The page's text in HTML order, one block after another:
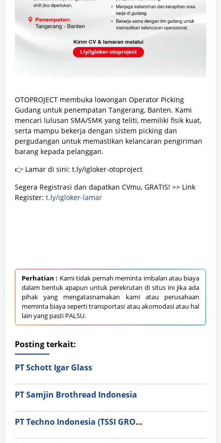
OTOPROJECT membuka lowongan Operator Picking
Gudang untuk penempatan Tangerang, Banten. Kami
mencari lulusan SMA/SMK yang teliti, memiliki fisik kuat,
serta mampu bekerja dengan sistem picking dan
pergudangan untuk memastikan kelancaran pengiriman
barang kepada pelanggan.
👉 Lamar di sini: t.ly/igloker-otoproject
Segera Registrasi dan dapatkan CVmu, GRATIS! >> Link
Register: t.ly/igloker-lamar
Perhatian : Kami tidak pernah meminta imbalan atau biaya
dalam bentuk apapun untuk perekrutan di situs ini jika ada
pihak yang mengatasnamakan kami atau perusahaan
meminta biaya seperti transportasi atau akomodasi atau hal
lain yang pasti PALSU.
Posting terkait:
PT Schott Igar Glass
PT Samjin Brothread Indonesia
PT Techno Indonesia (TSSI GROUP)